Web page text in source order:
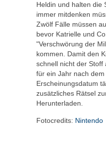
Heldin und halten die
immer mitdenken
Zwölf Fälle müssen
bevor Katrielle und
"Verschwörung der
kommen. Damit den
schnell nicht der Stoff
für ein Jahr nach dem
Erscheinungsdatum
zusätzliches Rätsel
Herunterladen.
Fotocredits: Nintendo